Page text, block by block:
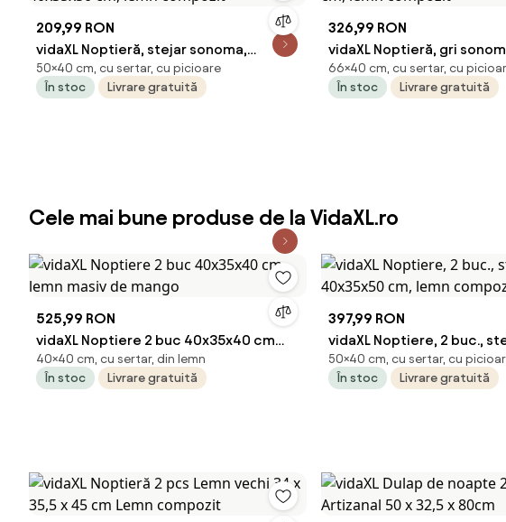
209,99 RON
vidaXL Noptieră, stejar sonoma,
40x35x50 cm, lemn compozit
50×40 cm, cu sertar, cu picioare
În stoc
Livrare gratuită
326,99 RON
vidaXL Noptieră, gri
cm, lemn compozit
66×40 cm, cu sertar, cu
În stoc
Livrare gratuită
Cele mai bune produse de la VidaXL.ro
525,99 RON
vidaXL Noptiere 2 buc 40x35x40 cm
lemn masiv de mango
40×40 cm, cu sertar, din lemn
În stoc
Livrare gratuită
397,99 RON
vidaXL Noptiere, 2 buc.,
40x35x50 cm, lemn
50×40 cm, cu sertar, cu
În stoc
Livrare gratuită